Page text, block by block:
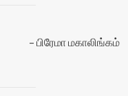
பிரேமா மகாலிங்கம்